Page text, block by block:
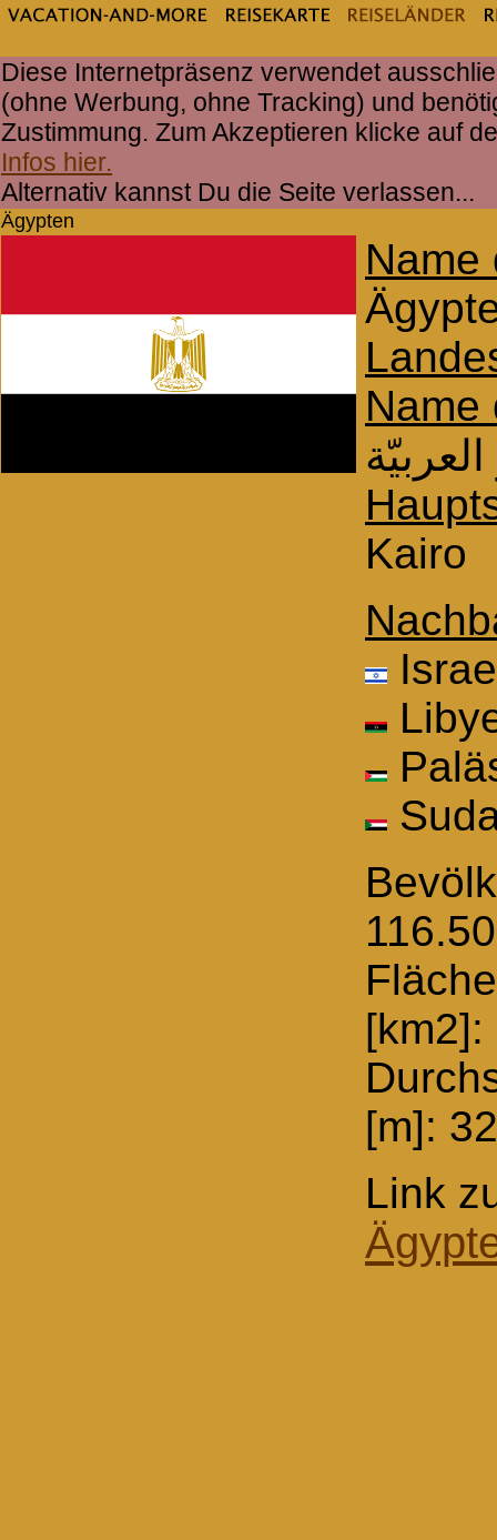
Diese Internetpräsenz verwendet
(ohne Werbung, ohne Tracking) und
Zustimmung. Zum Akzeptieren klicke auf
Infos hier.
Alternativ kannst Du die Seite verlassen...
Ägypten
Name
Name
Kairo
[m]:
Link